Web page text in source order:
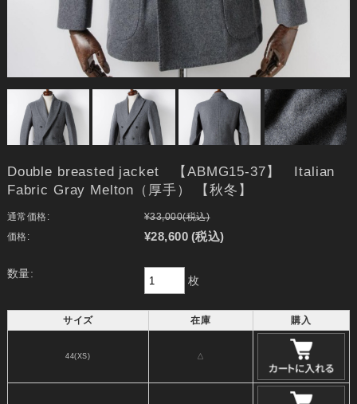
Double breasted jacket 【ABMG15-37】 Italian
Fabric Gray Melton（厚手） 【秋冬】
通常価格: ¥33,000(税込)
価格: ¥28,600 (税込)
数量:
枚
サイズ 在庫 購入
44(XS) △